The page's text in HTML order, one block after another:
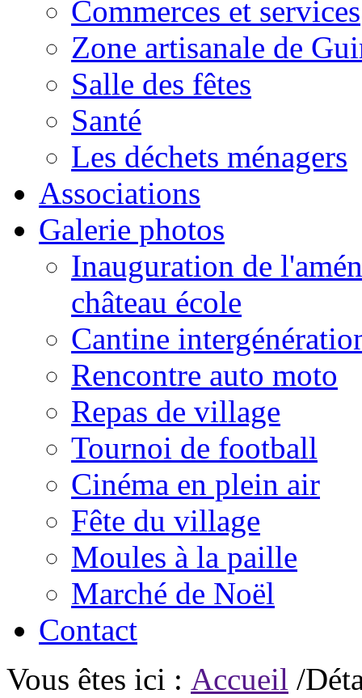
Commerces et services
Zone artisanale de
Salle des fêtes
Santé
Les déchets ménagers
Associations
Galerie photos
Inauguration de
château école
Cantine
Rencontre auto moto
Repas de village
Tournoi de football
Cinéma en plein air
Fête du village
Moules à la paille
Marché de Noël
Contact
Vous êtes ici : Accueil /